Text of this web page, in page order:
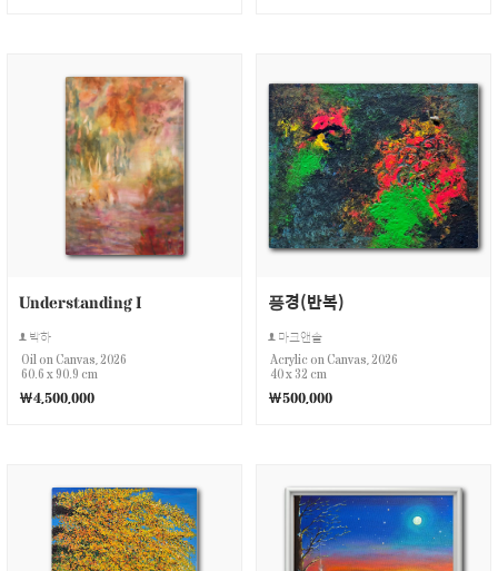
Understanding I
박하
Oil on Canvas, 2026
60.6 x 90.9 cm
￦4,500,000
픙경(반복)
마크앤솔
Acrylic on Canvas, 2026
40 x 32 cm
￦500,000